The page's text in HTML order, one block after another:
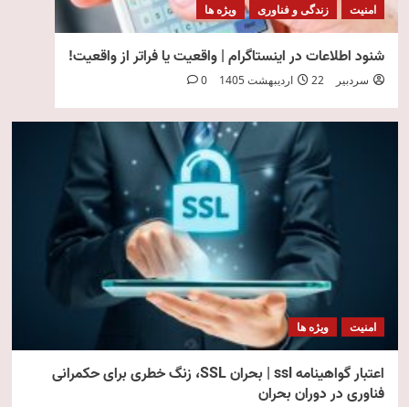
امنیت زندگی و فناوری ویژه ها
شنود اطلاعات در اینستاگرام | واقعیت یا فراتر از واقعیت!
سردبیر 22 اردیبهشت 1405 0
امنیت ویژه ها
اعتبار گواهینامه ssl | بحران SSL، زنگ خطری برای حکمرانی
فناوری در دوران بحران